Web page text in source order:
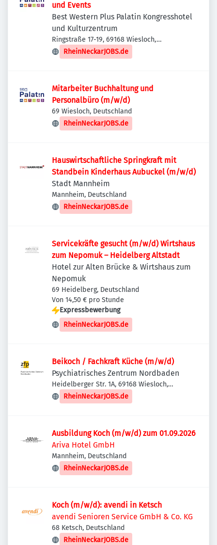
und Events
Best Western Plus Palatin Kongresshotel
und Kulturzentrum
Ringstraße 17-19, 69168 Wiesloch,
Deutschland
RheinNeckarJOBS.de
Mitarbeiter Buchhaltung und
Personalbüro (m/w/d)
69 Wiesloch, Deutschland
RheinNeckarJOBS.de
Hauswirtschaftliche Springkraft mit
Standbein Kinderhaus Aubuckel (m/w/d)
Stadt Mannheim
Mannheim, Deutschland
RheinNeckarJOBS.de
Servicekräfte gesucht (m/w/d) Wirtshaus
zum Nepomuk – Heidelberg Altstadt
Hotel zur Alten Brücke & Wirtshaus zum
Nepomuk
69 Heidelberg, Deutschland
Von 14,50 € pro Stunde
Expressbewerbung
RheinNeckarJOBS.de
Beikoch / Fachkraft Küche (m/w/d)
Psychiatrisches Zentrum Nordbaden
Heidelberger Str. 1A, 69168 Wiesloch,
Deutschland
RheinNeckarJOBS.de
Ausbildung Koch (m/w/d) zum 01.09.2026
Ariva Hotel GmbH
Mannheim, Deutschland
RheinNeckarJOBS.de
Koch (m/w/d): avendi in Ketsch
avendi Senioren Service GmbH & Co. KG
68 Ketsch, Deutschland
RheinNeckarJOBS.de